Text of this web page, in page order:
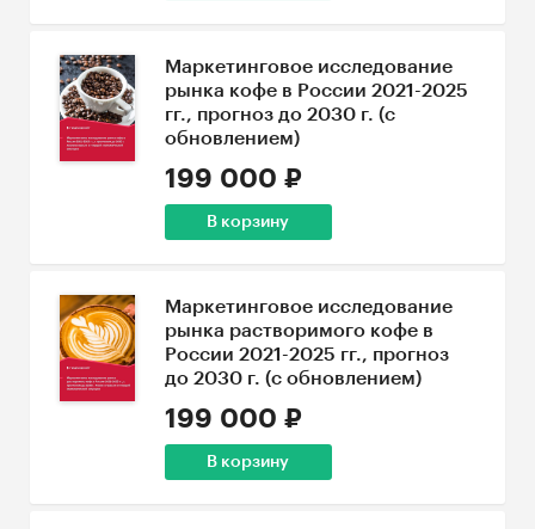
Маркетинговое исследование
рынка кофе в России 2021-2025
гг., прогноз до 2030 г. (с
обновлением)
199 000 ₽
В корзину
Маркетинговое исследование
рынка растворимого кофе в
России 2021-2025 гг., прогноз
до 2030 г. (с обновлением)
199 000 ₽
В корзину